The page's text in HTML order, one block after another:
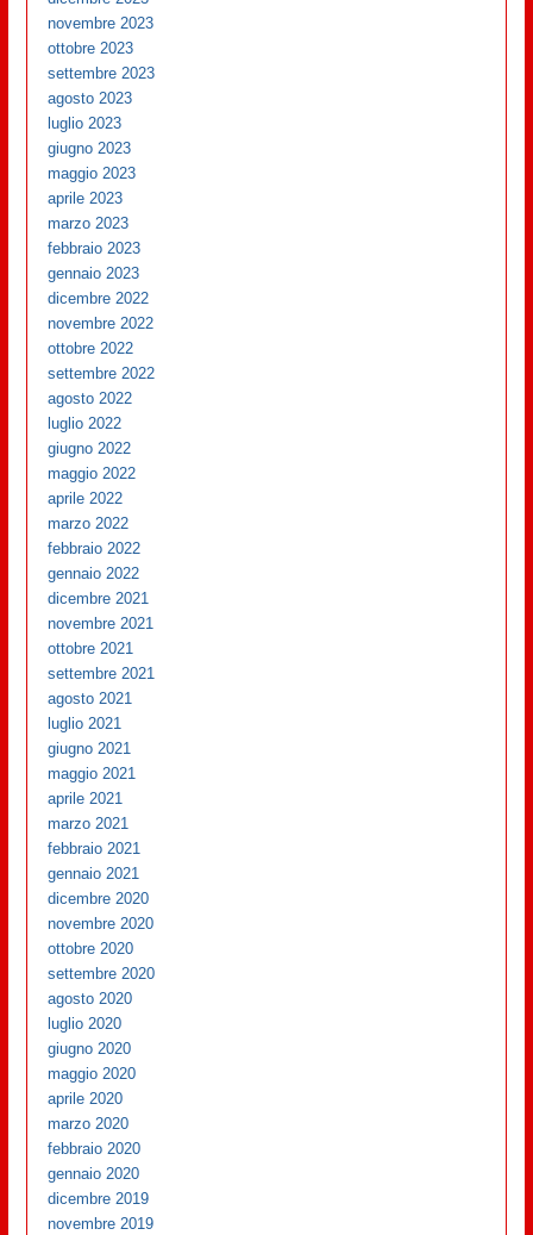
novembre 2023
ottobre 2023
settembre 2023
agosto 2023
luglio 2023
giugno 2023
maggio 2023
aprile 2023
marzo 2023
febbraio 2023
gennaio 2023
dicembre 2022
novembre 2022
ottobre 2022
settembre 2022
agosto 2022
luglio 2022
giugno 2022
maggio 2022
aprile 2022
marzo 2022
febbraio 2022
gennaio 2022
dicembre 2021
novembre 2021
ottobre 2021
settembre 2021
agosto 2021
luglio 2021
giugno 2021
maggio 2021
aprile 2021
marzo 2021
febbraio 2021
gennaio 2021
dicembre 2020
novembre 2020
ottobre 2020
settembre 2020
agosto 2020
luglio 2020
giugno 2020
maggio 2020
aprile 2020
marzo 2020
febbraio 2020
gennaio 2020
dicembre 2019
novembre 2019